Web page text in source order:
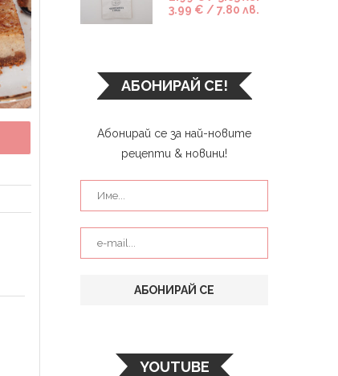
3.99 € / 7.80 лв.
АБОНИРАЙ СЕ!
Абонирай се за най-новите
рецепти & новини!
YOUTUBE